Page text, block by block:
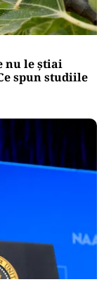
nu le știai
spun studiile